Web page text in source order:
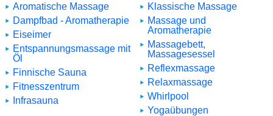
Aromatische Massage
Dampfbad - Aromatherapie
Eiseimer
Entspannungsmassage mit
Öl
Finnische Sauna
Fitnesszentrum
Infrasauna
Klassische Massage
Massage und
Aromatherapie
Massagebett,
Massagesessel
Reflexmassage
Relaxmassage
Whirlpool
Yogaübungen